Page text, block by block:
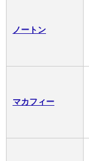
ノートン
マカフィー